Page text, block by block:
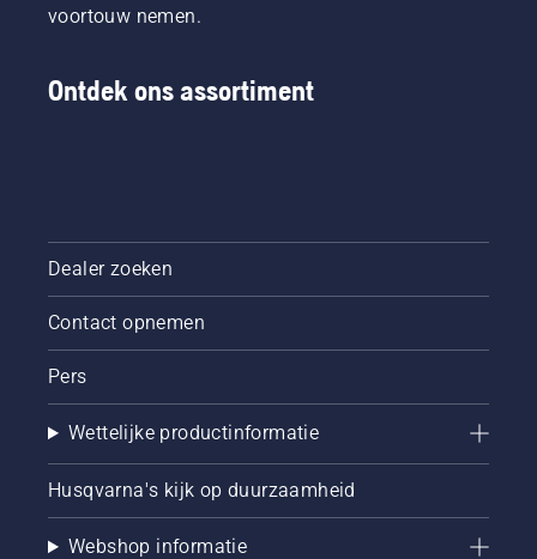
voortouw nemen.
Ontdek ons assortiment
Dealer zoeken
Contact opnemen
Pers
Wettelijke productinformatie
Husqvarna's kijk op duurzaamheid
Webshop informatie